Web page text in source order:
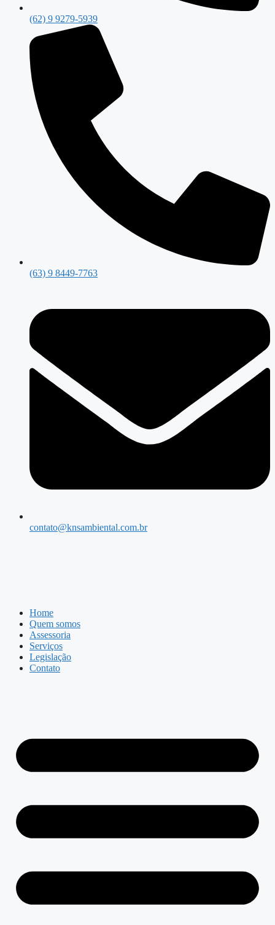
(62) 9 9279-5939
(63) 9 8449-7763
contato@knsambiental.com.br
Home
Quem somos
Assessoria
Serviços
Legislação
Contato